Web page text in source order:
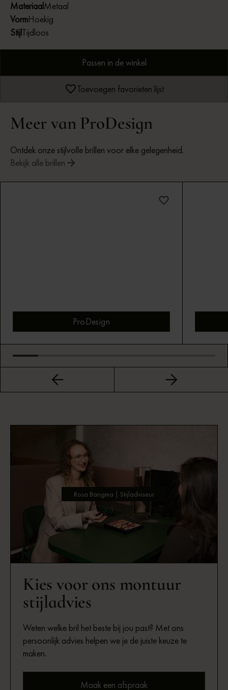
MateriaalMetaal
VormHoekig
StijlTijdloos
Passen in de winkel
Toevoegen favorieten lijst
Meer van ProDesign
Ontdek onze stijlvolle brillen voor elke gelegenheid.
Bekijk alle brillen
ProDesign
Bekijk montuur
Kies voor ons montuur
stijladvies
Weten welke bril het beste bij jou past? Met ons
persoonlijk advies helpen we je de juiste keuze te
maken.
Maak een afspraak
Rosa Bangma | Stijladviseur